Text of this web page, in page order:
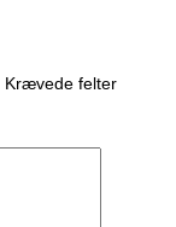
Krævede felter